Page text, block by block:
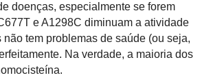
doenças, especialmente se forem
e A1298C diminuam a atividade
tem problemas de saúde (ou seja,
Na verdade, a maioria dos